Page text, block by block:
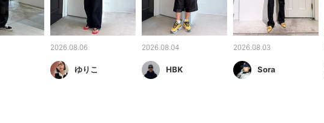
2026.08.06
ゆりこ
2026.08.04
HBK
2026.08.03
Sora